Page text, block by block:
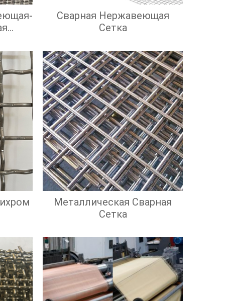
Сварная Нержавеющая
Сетка
Металлическая Сварная
Сетка